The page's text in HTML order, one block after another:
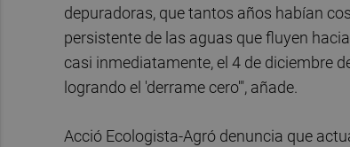
depuradoras, que tantos años habían
persistente de las aguas que fluyen
casi inmediatamente, el 4 de diciembre
logrando el 'derrame cero'", añade.
Acció Ecologista-Agró denuncia que